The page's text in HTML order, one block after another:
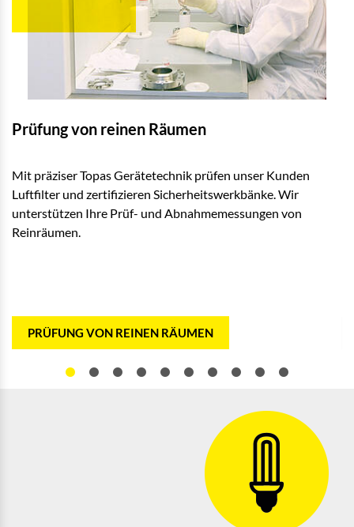
Prüfung von reinen Räumen
Mit präziser Topas Gerätetechnik prüfen unser Kunden
Luftfilter und zertifizieren Sicherheitswerkbänke. Wir
unterstützen Ihre Prüf- und Abnahmemessungen von
Reinräumen.
PRÜFUNG VON REINEN RÄUMEN